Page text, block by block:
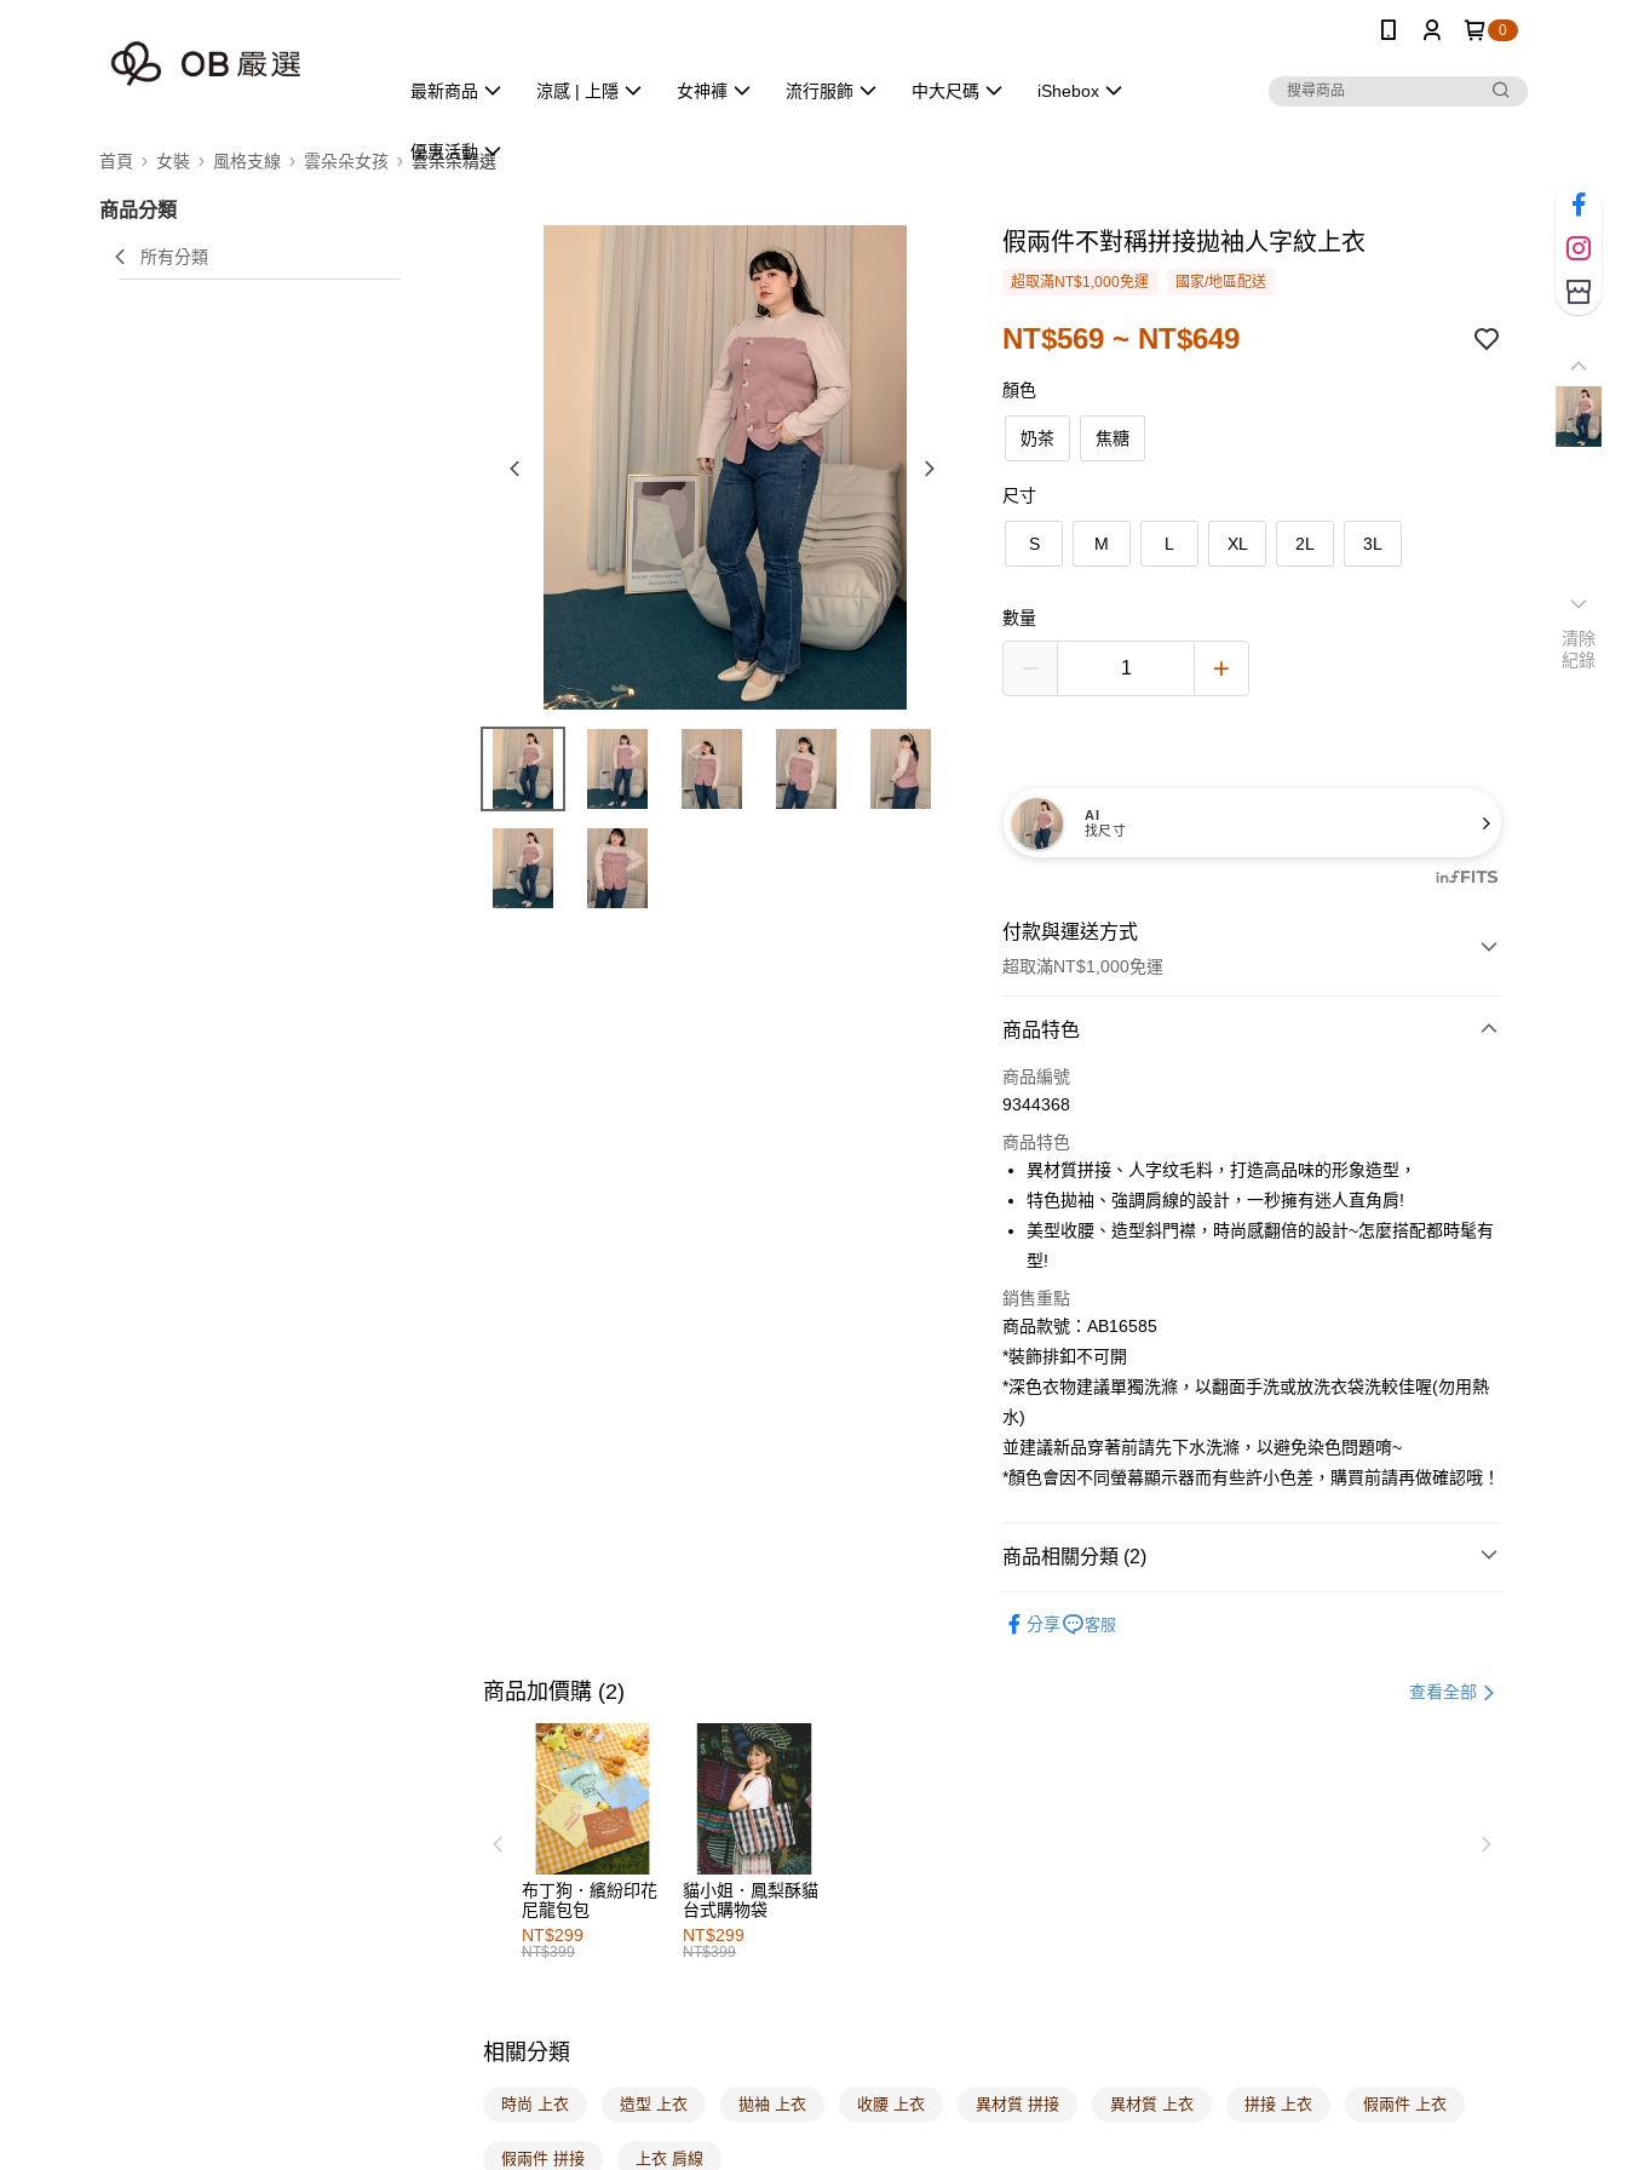
0
最新商品 涼感 | 上隱 女神褲 流行服飾 中大尺碼 iShebox
優惠活動
首頁 女裝 風格支線 雲朵朵女孩 雲朵朵精選
商品分類
所有分類
假兩件不對稱拼接拋袖人字紋上衣
超取滿NT$1,000免運 國家/地區配送
NT$569 ~ NT$649
顏色
奶茶 焦糖
尺寸
S M L XL 2L 3L
數量
AI
找尺寸
付款與運送方式
超取滿NT$1,000免運
付款方式
信用卡一次付款
超商取貨付款
LINE Pay
街口支付
運送方式
全家取貨付款
每筆NT$60，滿NT$1,000(含以上)免運費
付款後全家取貨
每筆NT$60，滿NT$1,000(含以上)免運費
每筆NT$60，滿NT$1,000(含以上)免運費
每筆NT$60，滿NT$1,000(含以上)免運費
商品特色
商品編號
9344368
商品特色
異材質拼接、人字纹毛料，打造高品味的形象造型，
特色拋袖、強調肩線的設計，一秒擁有迷人直角肩!
美型收腰、造型斜門襟，時尚感翻倍的設計~怎麼搭配都時髦有
型!
銷售重點
商品款號：AB16585
*裝飾排釦不可開
*深色衣物建議單獨洗滌，以翻面手洗或放洗衣袋洗較佳喔(勿用熱
水)
並建議新品穿著前請先下水洗滌，以避免染色問題唷~
*顏色會因不同螢幕顯示器而有些許小色差，購買前請再做確認哦！
商品相關分類 (2)
分享 客服
商品加價購 (2) 查看全部
布丁狗．繽紛印花
尼龍包包
NT$299
NT$399
貓小姐．鳳梨酥貓
台式購物袋
NT$299
NT$399
相關分類
時尚 上衣 造型 上衣 拋袖 上衣 收腰 上衣 異材質 拼接 異材質 上衣 拼接 上衣 假兩件 上衣
假兩件 拼接 上衣 肩線
清除
紀錄